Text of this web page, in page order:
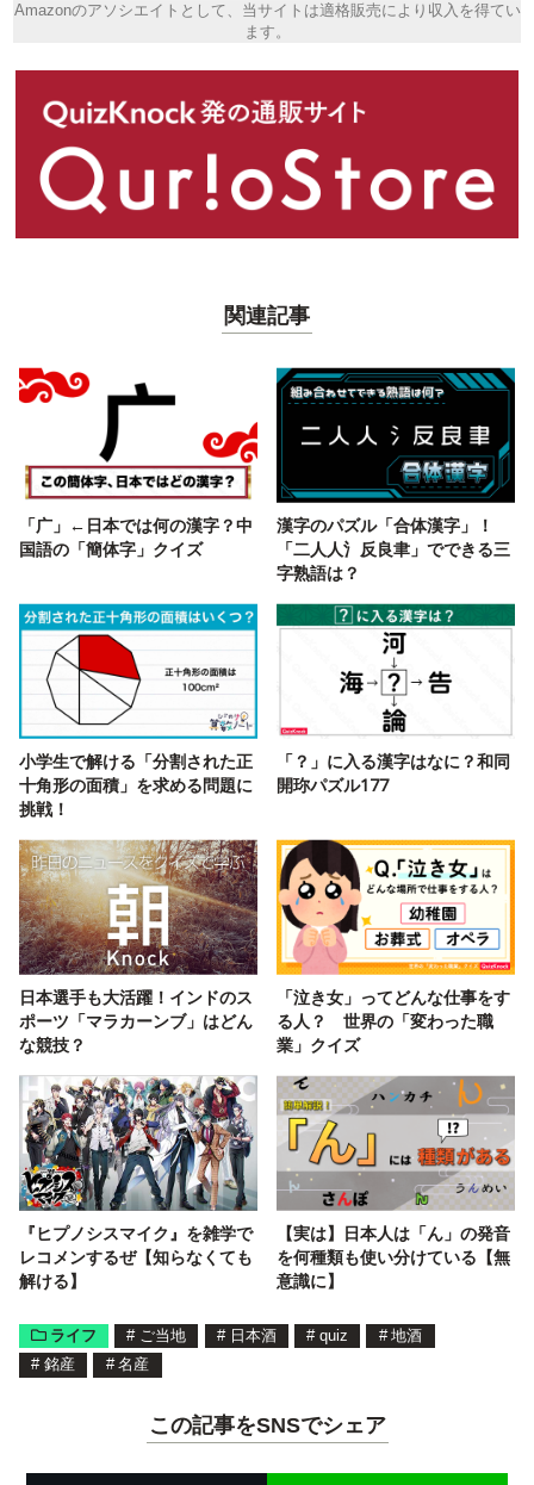
Amazonのアソシエイトとして、当サイトは適格販売により収入を得てい
ます。
関連記事
「广」←日本では何の漢字？中
国語の「簡体字」クイズ
漢字のパズル「合体漢字」！
「二人人氵反良聿」でできる三
字熟語は？
小学生で解ける「分割された正
十角形の面積」を求める問題に
挑戦！
「？」に入る漢字はなに？和同
開珎パズル177
日本選手も大活躍！インドのス
ポーツ「マラカーンブ」はどん
な競技？
「泣き女」ってどんな仕事をす
る人？ 世界の「変わった職
業」クイズ
『ヒプノシスマイク』を雑学で
レコメンするぜ【知らなくても
解ける】
【実は】日本人は「ん」の発音
を何種類も使い分けている【無
意識に】
ライフ # ご当地 # 日本酒 # quiz # 地酒
# 銘産 # 名産
この記事をSNSでシェア